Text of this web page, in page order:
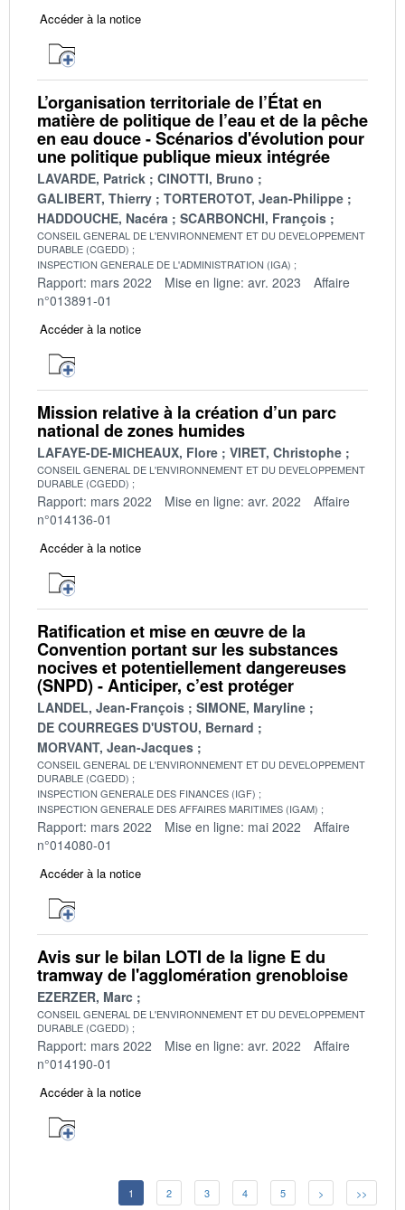
Accéder à la notice
L’organisation territoriale de l’État en
matière de politique de l’eau et de la pêche
en eau douce - Scénarios d'évolution pour
une politique publique mieux intégrée
LAVARDE, Patrick
CINOTTI, Bruno
GALIBERT, Thierry
TORTEROTOT, Jean-Philippe
HADDOUCHE, Nacéra
SCARBONCHI, François
CONSEIL GENERAL DE L'ENVIRONNEMENT ET DU DEVELOPPEMENT
DURABLE (CGEDD)
INSPECTION GENERALE DE L'ADMINISTRATION (IGA)
Rapport: mars 2022 Mise en ligne: avr. 2023
Affaire
n°013891-01
Accéder à la notice
Mission relative à la création d’un parc
national de zones humides
LAFAYE-DE-MICHEAUX, Flore VIRET, Christophe
CONSEIL GENERAL DE L'ENVIRONNEMENT ET DU DEVELOPPEMENT
DURABLE (CGEDD)
Rapport: mars 2022 Mise en ligne: avr. 2022
Affaire
n°014136-01
Accéder à la notice
Ratification et mise en œuvre de la
Convention portant sur les substances
nocives et potentiellement dangereuses
(SNPD) - Anticiper, c’est protéger
LANDEL, Jean-François
SIMONE, Maryline
DE COURREGES D'USTOU, Bernard
MORVANT, Jean-Jacques
CONSEIL GENERAL DE L'ENVIRONNEMENT ET DU DEVELOPPEMENT
DURABLE (CGEDD)
INSPECTION GENERALE DES FINANCES (IGF)
INSPECTION GENERALE DES AFFAIRES MARITIMES (IGAM)
Rapport: mars 2022 Mise en ligne: mai 2022
Affaire
n°014080-01
Accéder à la notice
Avis sur le bilan LOTI de la ligne E du
tramway de l'agglomération grenobloise
EZERZER, Marc
CONSEIL GENERAL DE L'ENVIRONNEMENT ET DU DEVELOPPEMENT
DURABLE (CGEDD)
Rapport: mars 2022 Mise en ligne: avr. 2022
Affaire
n°014190-01
Accéder à la notice
1 2 3 4 5 > >>